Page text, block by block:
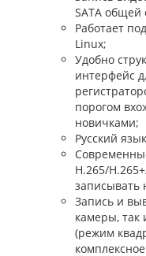
SATA общей
Работает
Linux;
Удобно
интерфейс
порогом
новичками;
Русский
H.265/
записывать
Запись и
камеры, так
(режим